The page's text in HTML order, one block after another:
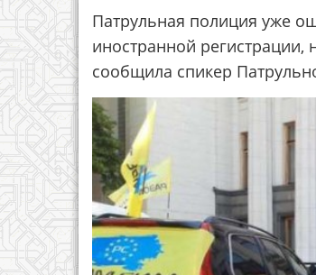
Патрульная полиция уже
иностранной регистрации,
сообщила спикер